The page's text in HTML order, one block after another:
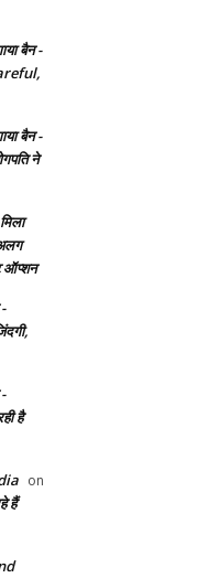
बैन -
बैन -
ने
ऑप्शन
है
on
हैं